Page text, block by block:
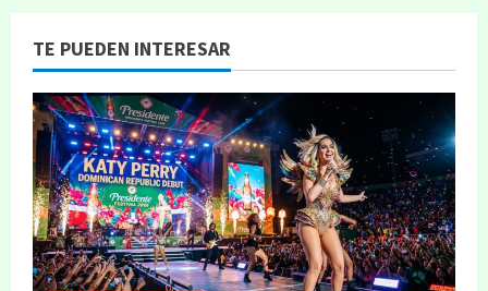
TE PUEDEN INTERESAR